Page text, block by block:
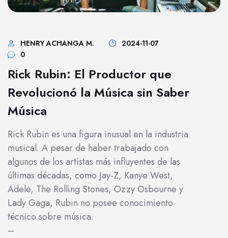
HENRY ACHANGA M.
2024-11-07
0
Rick Rubin: El Productor que
Revolucionó la Música sin Saber
Música
Rick Rubin es una figura inusual en la industria
musical. A pesar de haber trabajado con
algunos de los artistas más influyentes de las
últimas décadas, como Jay-Z, Kanye West,
Adele, The Rolling Stones, Ozzy Osbourne y
Lady Gaga, Rubin no posee conocimiento
técnico sobre música.
–